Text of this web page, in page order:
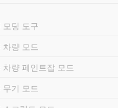
모딩 도구
차량 모드
차량 페인트잡 모드
무기 모드